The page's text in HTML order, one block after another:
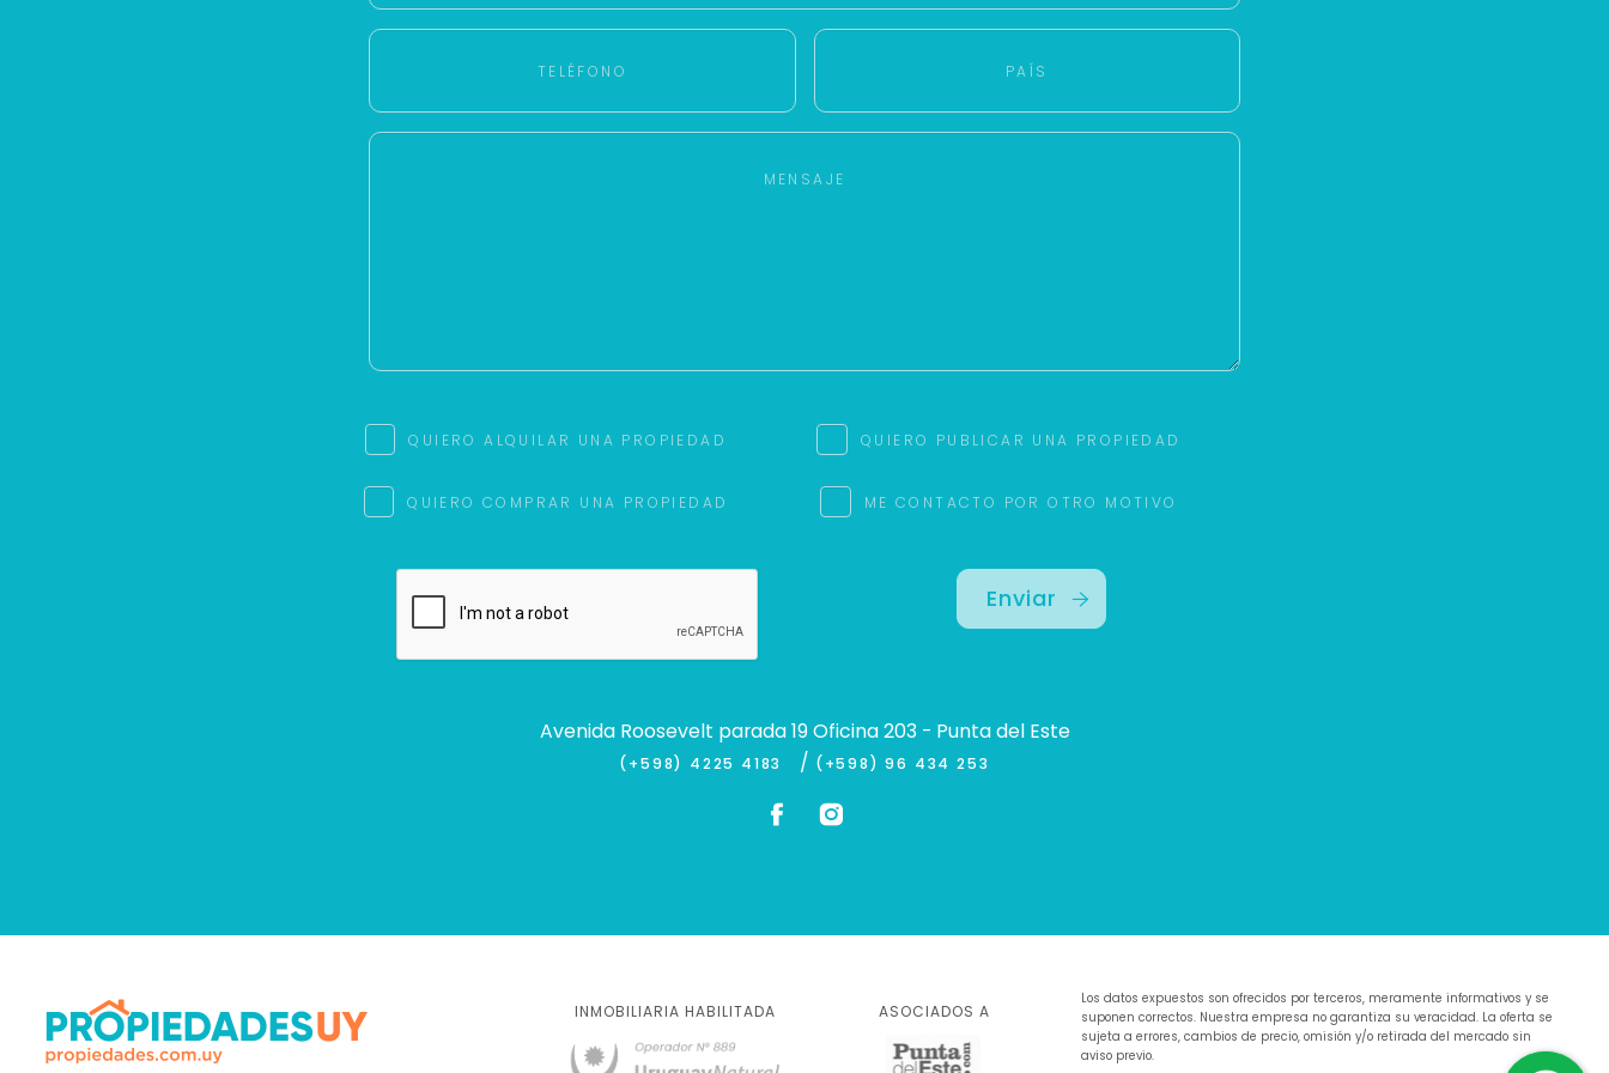
QUIERO ALQUILAR UNA PROPIEDAD QUIERO PUBLICAR UNA PROPIEDAD
QUIERO COMPRAR UNA PROPIEDAD ME CONTACTO POR OTRO MOTIVO
Enviar
Avenida Roosevelt parada 19 Oficina 203 - Punta del Este
(+598) 4225 4183 / (+598) 96 434 253
INMOBILIARIA HABILITADA ASOCIADOS A
Los datos expuestos son ofrecidos por terceros, meramente informativos y se
suponen correctos. Nuestra empresa no garantiza su veracidad. La oferta se
sujeta a errores, cambios de precio, omisión y/o retirada del mercado sin
aviso previo.
Tus datos están seguros
No compartimos tu información
Uso exclusivo
Solo los usamos para responder